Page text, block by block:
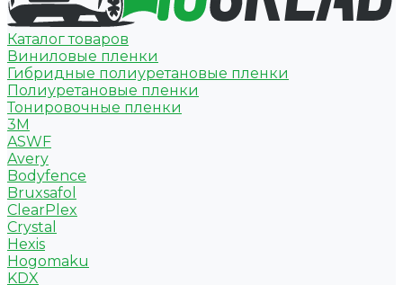
Каталог товаров
Виниловые пленки
Гибридные полиуретановые пленки
Полиуретановые пленки
Тонировочные пленки
3M
ASWF
Avery
Bodyfence
Bruxsafol
ClearPlex
Crystal
Hexis
Hogomaku
KDX